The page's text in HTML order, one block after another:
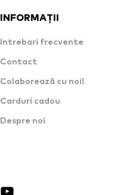
INFORMAȚII
Intrebari frecvente
Contact
Colaborează cu noi!
Carduri cadou
Despre noi